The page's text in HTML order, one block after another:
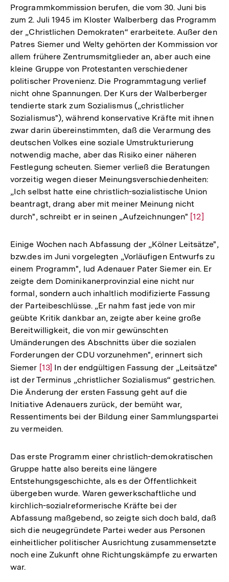
Programmkommission berufen, die vom 30. Juni bis
zum 2. Juli 1945 im Kloster Walberberg das Programm
der „Christlichen Demokraten“ erarbeitete. Außer den
Patres Siemer und Welty gehörten der Kommission vor
allem frühere Zentrumsmitglieder an, aber auch eine
kleine Gruppe von Protestanten verschiedener
politischer Provenienz. Die Programmtagung verlief
nicht ohne Spannungen. Der Kurs der Walberberger
tendierte stark zum Sozialismus („christlicher
Sozialismus"), während konservative Kräfte mit ihnen
zwar darin übereinstimmten, daß die Verarmung des
deutschen Volkes eine soziale Umstrukturierung
notwendig mache, aber das Risiko einer näheren
Festlegung scheuten. Siemer verließ die Beratungen
vorzeitig wegen dieser Meinungsverschiedenheiten:
„Ich selbst hatte eine christlich-sozialistische Union
beantragt, drang aber mit meiner Meinung nicht
durch", schreibt er in seinen „Aufzeichnungen" Zur
der
Fußnote
[12]
Einige Wochen nach Abfassung der „Kölner Leitsätze",
bzw.des im Juni vorgelegten „Vorläufigen Entwurfs zu
einem Programm", lud Adenauer Pater Siemer ein. Er
zeigte dem Dominikanerprovinzial eine nicht nur
formal, sondern auch inhaltlich modifizierte Fassung
der Parteibeschlüsse. „Er nahm fast jede von mir
geübte Kritik dankbar an, zeigte aber keine große
Bereitwilligkeit, die von mir gewünschten
Umänderungen des Abschnitts über die sozialen
Forderungen der CDU vorzunehmen", erinnert sich
Siemer Zur
Auflösung
der
Fußnote
[13] In der endgültigen Fassung der „Leitsätze"
ist der Terminus „christlicher Sozialismus“ gestrichen.
Die Änderung der ersten Fassung geht auf die
Initiative Adenauers zurück, der bemüht war,
Ressentiments bei der Bildung einer Sammlungspartei
zu vermeiden.
Das erste Programm einer christlich-demokratischen
Gruppe hatte also bereits eine längere
Entstehungsgeschichte, als es der Öffentlichkeit
übergeben wurde. Waren gewerkschaftliche und
kirchlich-sozialreformerische Kräfte bei der
Abfassung maßgebend, so zeigte sich doch bald, daß
sich die neugegründete Partei weder aus Personen
einheitlicher politischer Ausrichtung zusammensetzte
noch eine Zukunft ohne Richtungskämpfe zu erwarten
war.